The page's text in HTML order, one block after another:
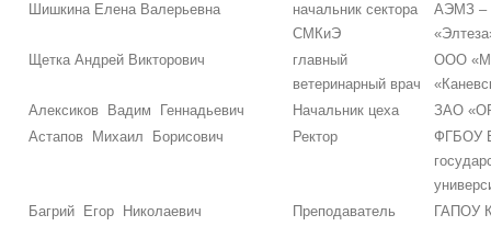
Шишкина Елена Валерьевна
начальник сектора
СМКиЭ
АЭМЗ –
Щетка Андрей Викторович
главный
ветеринарный врач
ООО
Алексиков Вадим Геннадьевич
Начальник цеха
ЗАО
Астапов Михаил Борисович
Ректор
ФГБОУ
Багрий Егор Николаевич
Преподаватель
ГАПОУ